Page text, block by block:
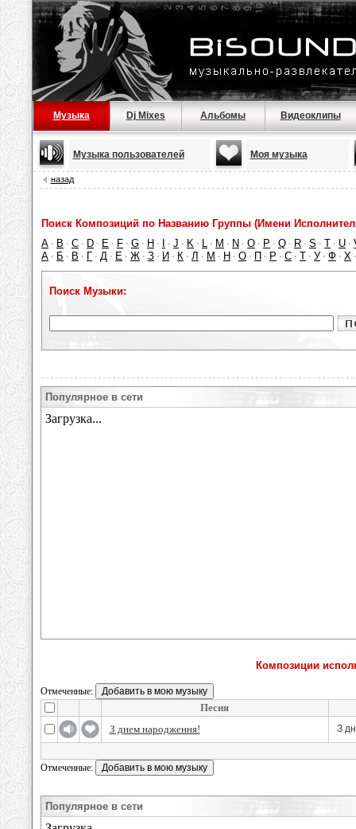
Музыка Dj Mixes Альбомы Видеоклипы
Музыка пользователей Моя музыка
назад
Поиск Композиций по Названию Группы (Имени
A · B · C · D · E · F · G · H · · J · K · L · M · N · O · P · Q · R · S · T · U ·
А · Б · В · Г · Д · Е · Ж · З · И · К · Л · М · Н · О · П · Р · С · Т · У · Ф · Х
Поиск Музыки:
Популярное в сети
Композиции
Отмеченные:
Песня
З днем народження!
З
Отмеченные:
Популярное в сети